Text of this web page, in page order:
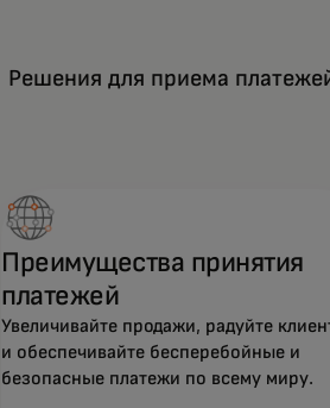
Решения для приема
Преимущества принятия
платежей
Увеличивайте продажи, радуйте
и обеспечивайте бесперебойные и
безопасные платежи по всему миру.